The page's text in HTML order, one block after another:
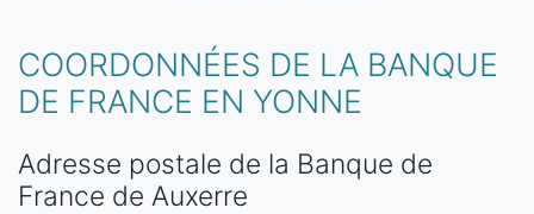
COORDONNÉES DE LA BANQUE
DE FRANCE EN YONNE
Adresse postale de la Banque de
France de Auxerre